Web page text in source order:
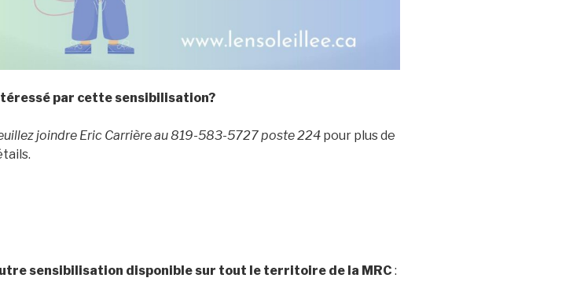
par cette sensibilisation?
joindre Eric Carrière au 819-583-5727 poste 224pour plus de
sensibilisation disponible sur tout le territoire de la MRC :